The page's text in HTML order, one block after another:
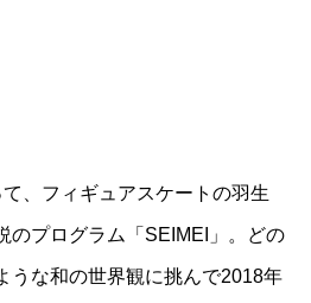
、フィギュアスケートの羽生
のプログラム「SEIMEI」。どの
うな和の世界観に挑んで2018年